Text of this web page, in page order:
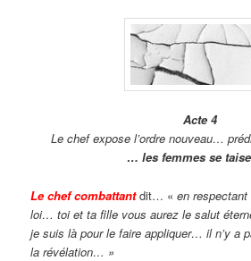
Acte 4
Le chef expose l’ordre nouveau…
… les femmes se
Le chef combattantdit… «en
loi… toi et ta fille vous aurez le salut
je suis là pour le faire appliquer… il n’y a
la révélation… »